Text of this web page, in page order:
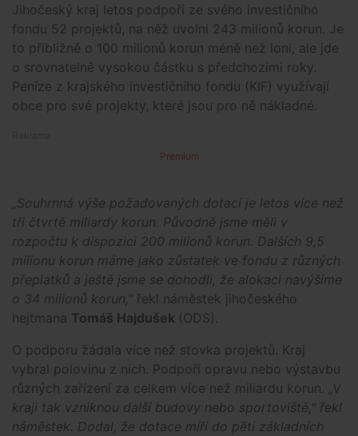
Jihočeský kraj letos podpoří ze svého investičního
fondu 52 projektů, na něž uvolní 243 milionů korun. Je
to přibližně o 100 milionů korun méně než loni, ale jde
o srovnatelně vysokou částku s předchozími roky.
Peníze z krajského investičního fondu (KIF) využívají
obce pro své projekty, které jsou pro ně nákladné.
Premium
„Souhrnná výše požadovaných dotací je letos více než
tři čtvrtě miliardy korun. Původně jsme měli v
rozpočtu k dispozici 200 milionů korun. Dalších 9,5
milionu korun máme jako zůstatek ve fondu z různých
přeplatků a ještě jsme se dohodli, že alokaci navýšíme
o 34 milionů korun," řekl náměstek jihočeského
hejtmana Tomáš Hajdušek (ODS).
O podporu žádala více než stovka projektů. Kraj
vybral polovinu z nich. Podpoří opravu nebo výstavbu
různých zařízení za celkem více než miliardu korun.
„V
kraji tak vzniknou další budovy nebo sportoviště," řekl
náměstek. Dodal, že dotace míří do pěti základních